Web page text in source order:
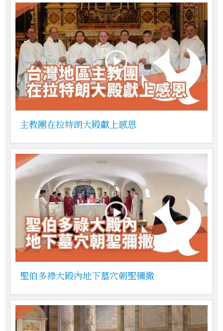
主教團在拉特朗大殿獻上感恩
聖伯多祿大殿內地下墓穴朝聖彌撒